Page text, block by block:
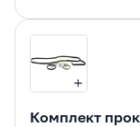
Комплект